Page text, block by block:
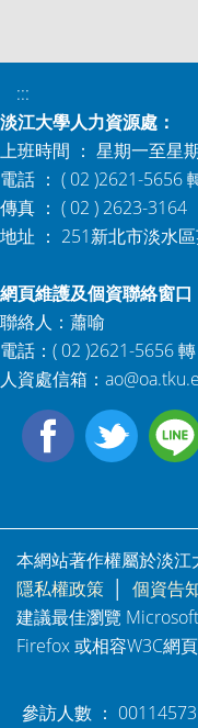
:::
淡江大學人力資源處：
上班時間 ： 星期一至星
電話 ： ( 02 )2621-5656
傳真 ： ( 02 ) 2623-3164
地址 ： 251新北市淡水
網頁維護及個資聯絡窗口
聯絡人：蕭喻
電話：( 02 )2621-5656
人資處信箱：
本網站著作權屬於淡
隱私權政策
個資告
建議最佳瀏覽
Firefox 或相容W3C網
參訪人數 ： 00114573